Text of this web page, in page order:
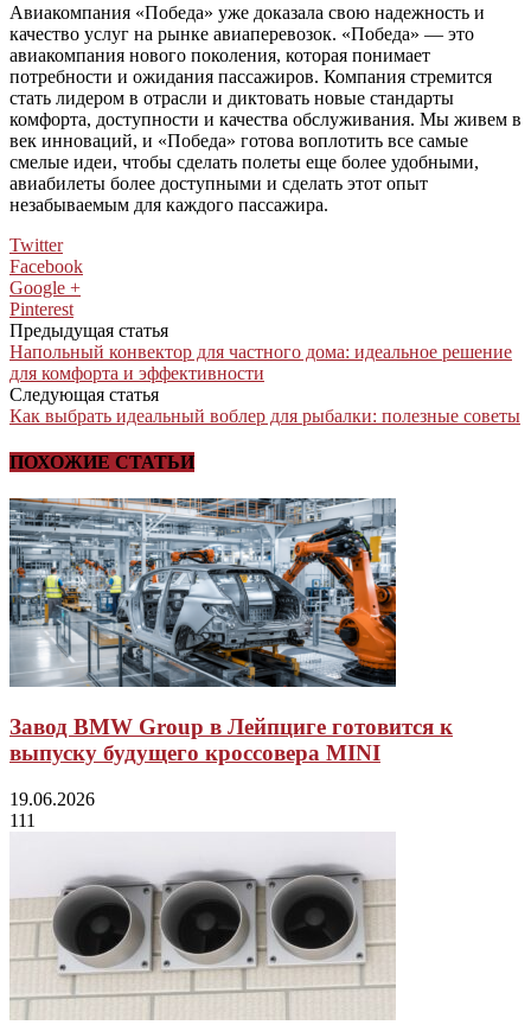
Авиакомпания «Победа» уже доказала свою надежность и
качество услуг на рынке авиаперевозок. «Победа» — это
авиакомпания нового поколения, которая понимает
потребности и ожидания пассажиров. Компания стремится
стать лидером в отрасли и диктовать новые стандарты
комфорта, доступности и качества обслуживания. Мы живем в
век инноваций, и «Победа» готова воплотить все самые
смелые идеи, чтобы сделать полеты еще более удобными,
авиабилеты более доступными и сделать этот опыт
незабываемым для каждого пассажира.
Twitter
Facebook
Google +
Pinterest
Предыдущая статья
Напольный конвектор для частного дома: идеальное решение
для комфорта и эффективности
Следующая статья
Как выбрать идеальный воблер для рыбалки: полезные советы
ПОХОЖИЕ СТАТЬИ
Завод BMW Group в Лейпциге готовится к
выпуску будущего кроссовера MINI
19.06.2026
111